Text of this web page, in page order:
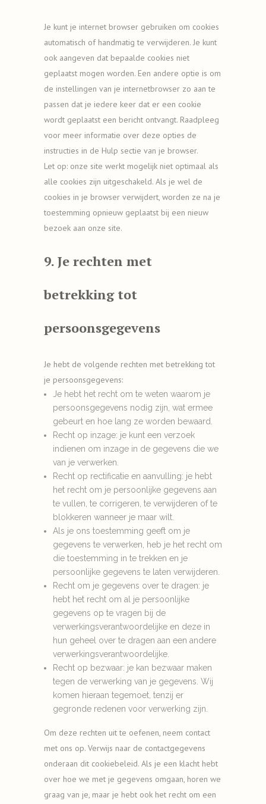
Je kunt je internet browser gebruiken om cookies
automatisch of handmatig te verwijderen. Je kunt
ook aangeven dat bepaalde cookies niet
geplaatst mogen worden. Een andere optie is om
de instellingen van je internetbrowser zo aan te
passen dat je iedere keer dat er een cookie
wordt geplaatst een bericht ontvangt. Raadpleeg
voor meer informatie over deze opties de
instructies in de Hulp sectie van je browser.
Let op: onze site werkt mogelijk niet optimaal als
alle cookies zijn uitgeschakeld. Als je wel de
cookies in je browser verwijdert, worden ze na je
toestemming opnieuw geplaatst bij een nieuw
bezoek aan onze site.
9. Je rechten met
betrekking tot
persoonsgegevens
Je hebt de volgende rechten met betrekking tot
je persoonsgegevens:
Je hebt het recht om te weten waarom je
persoonsgegevens nodig zijn, wat ermee
gebeurt en hoe lang ze worden bewaard.
Recht op inzage: je kunt een verzoek
indienen om inzage in de gegevens die we
van je verwerken.
Recht op rectificatie en aanvulling: je hebt
het recht om je persoonlijke gegevens aan
te vullen, te corrigeren, te verwijderen of te
blokkeren wanneer je maar wilt.
Als je ons toestemming geeft om je
gegevens te verwerken, heb je het recht om
die toestemming in te trekken en je
persoonlijke gegevens te laten verwijderen.
Recht om je gegevens over te dragen: je
hebt het recht om al je persoonlijke
gegevens op te vragen bij de
verwerkingsverantwoordelijke en deze in
hun geheel over te dragen aan een andere
verwerkingsverantwoordelijke.
Recht op bezwaar: je kan bezwaar maken
tegen de verwerking van je gegevens. Wij
komen hieraan tegemoet, tenzij er
gegronde redenen voor verwerking zijn.
Om deze rechten uit te oefenen, neem contact
met ons op. Verwijs naar de contactgegevens
onderaan dit cookiebeleid. Als je een klacht hebt
over hoe we met je gegevens omgaan, horen we
graag van je, maar je hebt ook het recht om een